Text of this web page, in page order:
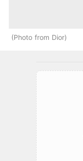
Photo from Dior